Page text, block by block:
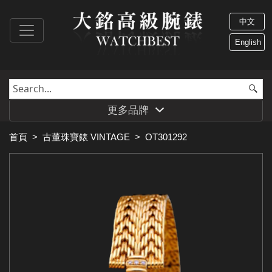
中文
English
更多品牌
首頁 > 古董珠寶錶 VINTAGE > OT301292